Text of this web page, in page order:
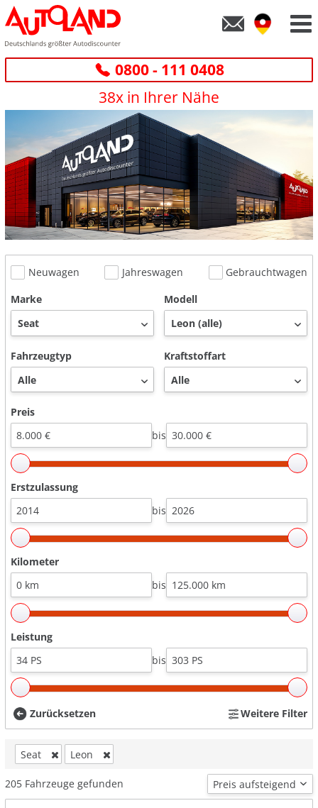
0800 - 111 0408
38x in Ihrer Nähe
Neuwagen Jahreswagen
Gebrauchtwagen
Marke
Modell
Fahrzeugtyp Kraftstoffart
Preis
bis
Erstzulassung
bis
Kilometer
bis
Leistung
bis
Zurücksetzen Weitere Filter
Seat Leon
205 Fahrzeuge gefunden